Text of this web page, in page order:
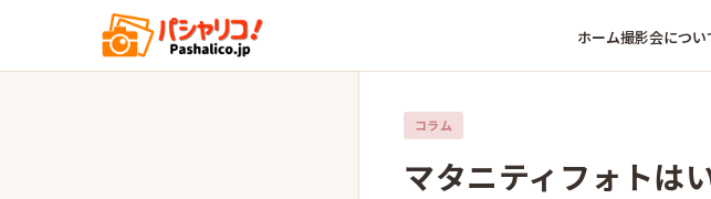
ホーム撮影会につい
コラム
マタニティフォトは